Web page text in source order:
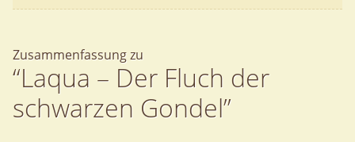
Zusammenfassung zu
“Laqua – Der Fluch der
schwarzen Gondel”